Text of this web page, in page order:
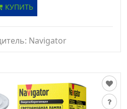
КУПИТЬ
Navigator